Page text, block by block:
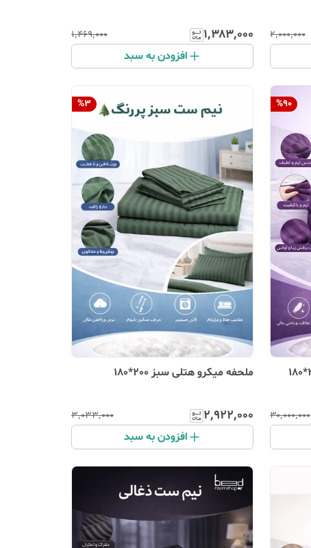
۲٬۰۰۰٬۰۰۰ ۱٬۳۸۳٬۰۰۰ ۱٬۴۶۹٬۰۰۰
افزودن به سبد
%90
۳۰٬۰۰۰٬۰۰۰
%3
ملحفه میکرو هتلی سبز 200*180
۲٬۹۲۲٬۰۰۰ ۳٬۰۳۳٬۰۰۰
افزودن به سبد